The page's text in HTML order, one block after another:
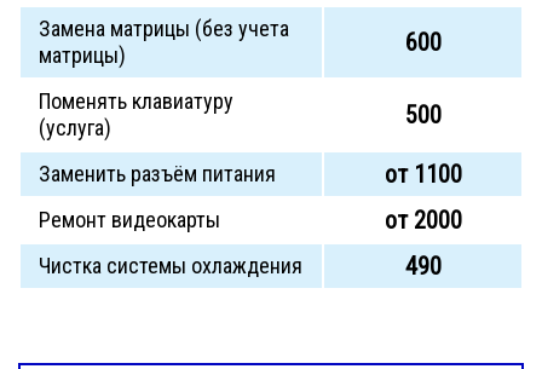
Замена матрицы (без учета
матрицы)
600
Поменять клавиатуру
(услуга)
500
Заменить разъём питания от 1100
Ремонт видеокарты от 2000
Чистка системы охлаждения 490